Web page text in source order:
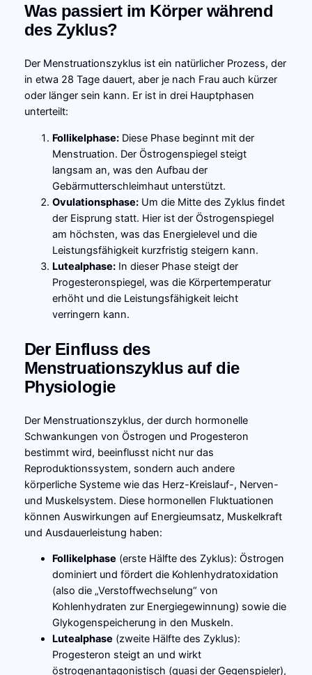
Was passiert im Körper während
des Zyklus?
Der Menstruationszyklus ist ein natürlicher Prozess, der
in etwa 28 Tage dauert, aber je nach Frau auch kürzer
oder länger sein kann. Er ist in drei Hauptphasen
unterteilt:
Follikelphase:Diese Phase beginnt mit der
Menstruation. Der Östrogenspiegel steigt
langsam an, was den Aufbau der
Gebärmutterschleimhaut unterstützt.
Ovulationsphase:Um die Mitte des Zyklus findet
der Eisprung statt. Hier ist der Östrogenspiegel
am höchsten, was das Energielevel und die
Leistungsfähigkeit kurzfristig steigern kann.
Lutealphase:In dieser Phase steigt der
Progesteronspiegel, was die Körpertemperatur
erhöht und die Leistungsfähigkeit leicht
verringern kann.
Der Einfluss des
Menstruationszyklus auf die
Physiologie
Der Menstruationszyklus, der durch hormonelle
Schwankungen von Östrogen und Progesteron
bestimmt wird, beeinflusst nicht nur das
Reproduktionssystem, sondern auch andere
körperliche Systeme wie das Herz-Kreislauf-, Nerven-
und Muskelsystem. Diese hormonellen Fluktuationen
können Auswirkungen auf Energieumsatz, Muskelkraft
und Ausdauerleistung haben:
Follikelphase (erste Hälfte des Zyklus): Östrogen
dominiert und fördert die Kohlenhydratoxidation
(also die „Verstoffwechselung“ von
Kohlenhydraten zur Energiegewinnung) sowie die
Glykogenspeicherung in den Muskeln.
Lutealphase (zweite Hälfte des Zyklus):
Progesteron steigt an und wirkt
östrogenantagonistisch (quasi der Gegenspieler),